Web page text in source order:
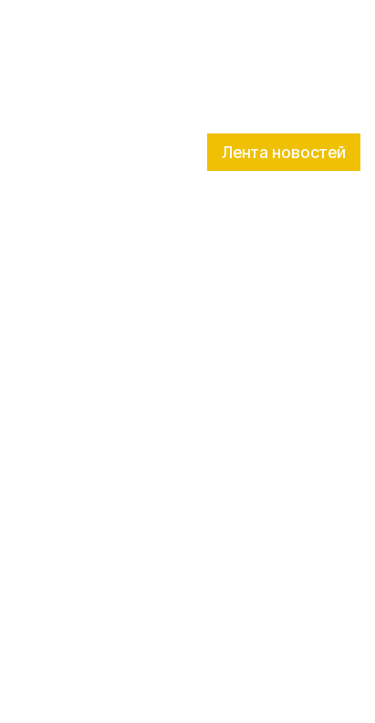
Лента новостей